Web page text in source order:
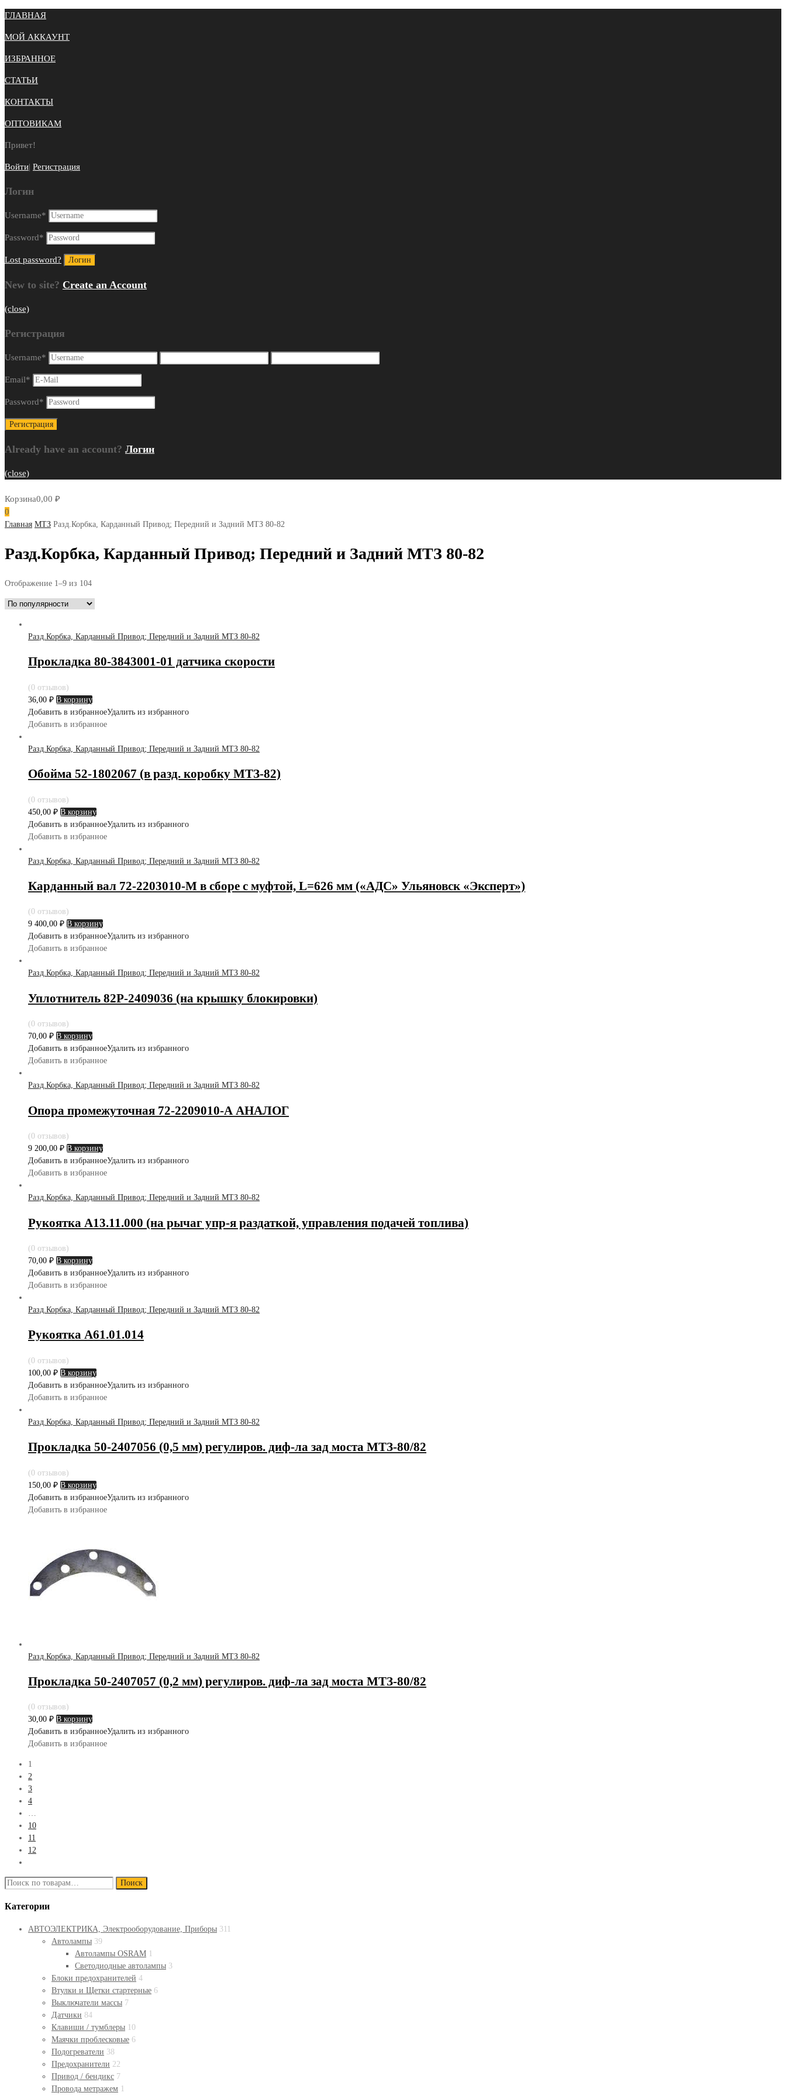
ГЛАВНАЯ
МОЙ АККАУНТ
ИЗБРАННОЕ
СТАТЬИ
КОНТАКТЫ
ОПТОВИКАМ
Привет!
Войти| Регистрация
Логин
Username*
Password*
Lost password?
New to site? Create an Account
(close)
Регистрация
Username*
Email*
Password*
Already have an account? Логин
(close)
Корзина0,00 ₽
0
Главная МТЗ Разд.Корбка, Карданный Привод; Передний и Задний МТЗ 80-82
Разд.Корбка, Карданный Привод; Передний и Задний МТЗ 80-82
Отображение 1–9 из 104
Разд.Корбка, Карданный Привод; Передний и Задний МТЗ 80-82
Прокладка 80-3843001-01 датчика скорости
(0 отзывов)
36,00 ₽ В корзину
Добавить в избранноеУдалить из избранного
Добавить в избранное
Разд.Корбка, Карданный Привод; Передний и Задний МТЗ 80-82
Обойма 52-1802067 (в разд. коробку МТЗ-82)
(0 отзывов)
450,00 ₽ В корзину
Добавить в избранноеУдалить из избранного
Добавить в избранное
Разд.Корбка, Карданный Привод; Передний и Задний МТЗ 80-82
Карданный вал 72-2203010-М в сборе с муфтой, L=626 мм («АДС» Ульяновск «Эксперт»)
(0 отзывов)
9 400,00 ₽ В корзину
Добавить в избранноеУдалить из избранного
Добавить в избранное
Разд.Корбка, Карданный Привод; Передний и Задний МТЗ 80-82
Уплотнитель 82Р-2409036 (на крышку блокировки)
(0 отзывов)
70,00 ₽ В корзину
Добавить в избранноеУдалить из избранного
Добавить в избранное
Разд.Корбка, Карданный Привод; Передний и Задний МТЗ 80-82
Опора промежуточная 72-2209010-А АНАЛОГ
(0 отзывов)
9 200,00 ₽ В корзину
Добавить в избранноеУдалить из избранного
Добавить в избранное
Разд.Корбка, Карданный Привод; Передний и Задний МТЗ 80-82
Рукоятка А13.11.000 (на рычаг упр-я раздаткой, управления подачей топлива)
(0 отзывов)
70,00 ₽ В корзину
Добавить в избранноеУдалить из избранного
Добавить в избранное
Разд.Корбка, Карданный Привод; Передний и Задний МТЗ 80-82
Рукоятка А61.01.014
(0 отзывов)
100,00 ₽ В корзину
Добавить в избранноеУдалить из избранного
Добавить в избранное
Разд.Корбка, Карданный Привод; Передний и Задний МТЗ 80-82
Прокладка 50-2407056 (0,5 мм) регулиров. диф-ла зад моста МТЗ-80/82
(0 отзывов)
150,00 ₽ В корзину
Добавить в избранноеУдалить из избранного
Добавить в избранное
Разд.Корбка, Карданный Привод; Передний и Задний МТЗ 80-82
Прокладка 50-2407057 (0,2 мм) регулиров. диф-ла зад моста МТЗ-80/82
(0 отзывов)
30,00 ₽ В корзину
Добавить в избранноеУдалить из избранного
Добавить в избранное
1
2
3
4
…
10
11
12
Искать: Поиск
Категории
АВТОЭЛЕКТРИКА, Электрооборудование, Приборы 311
Автолампы 39
Автолампы OSRAM 1
Светодиодные автолампы 3
Блоки предохранителей 4
Втулки и Щетки стартерные 6
Выключатели массы 7
Датчики 84
Клавиши / тумблеры 10
Маячки проблесковые 6
Подогреватели 38
Предохранители 22
Привод / бендикс 7
Провода метражем 1